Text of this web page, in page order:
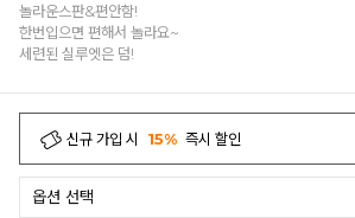
놀라운스판&편안함!
한번입으면 편해서 놀라요~
세련된 실루엣은 덤!
신규 가입 시 15% 즉시 할인